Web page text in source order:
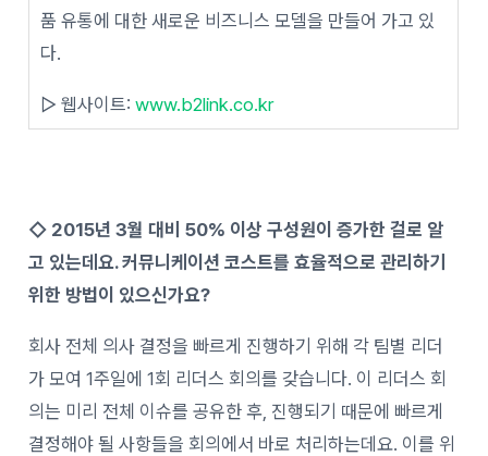
품 유통에 대한 새로운 비즈니스 모델을 만들어 가고 있
다.
▷ 웹사이트:www.b2link.co.kr
◇ 2015년 3월 대비 50% 이상 구성원이 증가한 걸로 알
고 있는데요. 커뮤니케이션 코스트를 효율적으로 관리하기
위한 방법이 있으신가요?
회사 전체 의사 결정을 빠르게 진행하기 위해 각 팀별 리더
가 모여 1주일에 1회 리더스 회의를 갖습니다. 이 리더스 회
의는 미리 전체 이슈를 공유한 후, 진행되기 때문에 빠르게
결정해야 될 사항들을 회의에서 바로 처리하는데요. 이를 위